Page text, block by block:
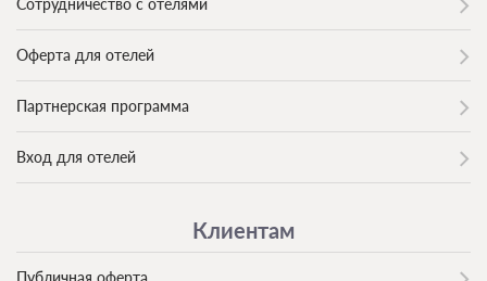
Оферта для отелей
Партнерская программа
Вход для отелей
Клиентам
Публичная оферта